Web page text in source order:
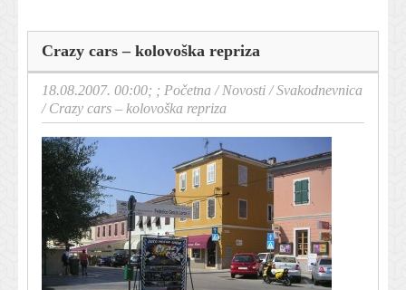
Crazy cars – kolovoška repriza
18.08.2007. 00:00; ; Početna /Novosti /Svakodnevnica
/Crazy cars – kolovoška repriza